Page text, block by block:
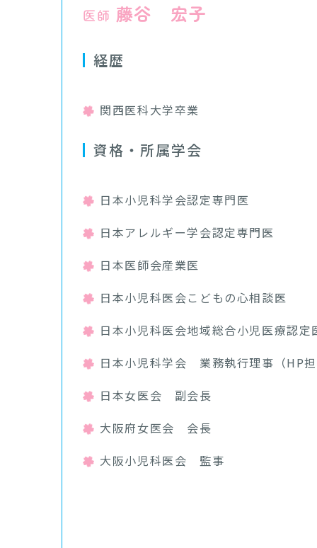
医師 藤谷 宏子
経歴
関西医科大学卒業
資格・所属学会
日本小児科学会認定専門医
日本アレルギー学会認定専門医
日本医師会産業医
日本小児科医会こどもの心相談医
日本小児科医会地域総合小児医療認定
日本小児科学会 業務執行理事（HP担
日本女医会 副会長
大阪府女医会 会長
大阪小児科医会 監事